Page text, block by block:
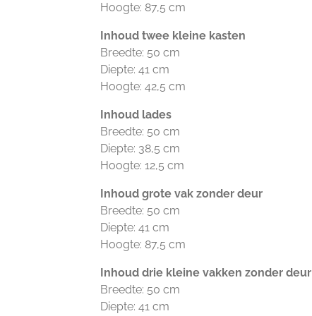
Hoogte: 87,5 cm
Inhoud twee kleine kasten
Breedte: 50 cm
Diepte: 41 cm
Hoogte: 42,5 cm
Inhoud lades
Breedte: 50 cm
Diepte: 38,5 cm
Hoogte: 12,5 cm
Inhoud grote vak zonder deur
Breedte: 50 cm
Diepte: 41 cm
Hoogte: 87,5 cm
Inhoud drie kleine vakken zonder deur
Breedte: 50 cm
Diepte: 41 cm